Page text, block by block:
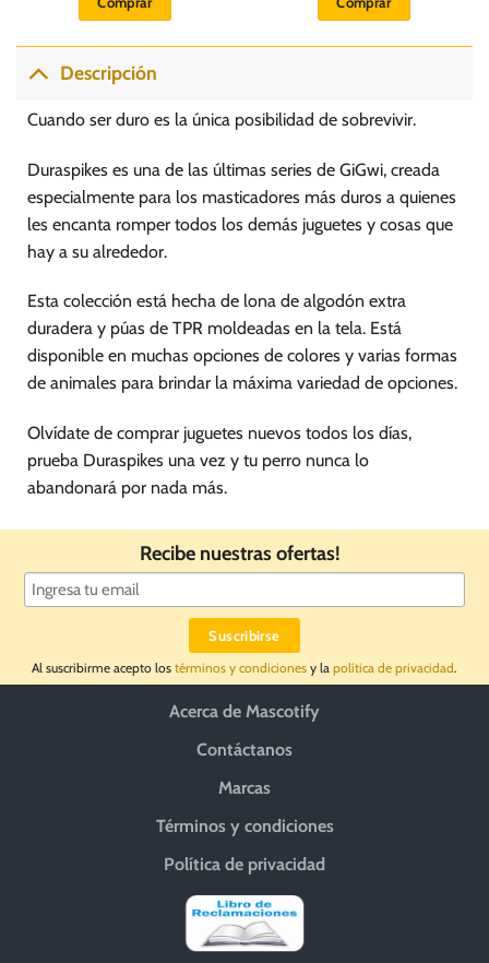
Descripción
Cuando ser duro es la única posibilidad de sobrevivir.
Duraspikes es una de las últimas series de GiGwi, creada
especialmente para los masticadores más duros a quienes
les encanta romper todos los demás juguetes y cosas que
hay a su alrededor.
Esta colección está hecha de lona de algodón extra
duradera y púas de TPR moldeadas en la tela. Está
disponible en muchas opciones de colores y varias formas
de animales para brindar la máxima variedad de opciones.
Olvídate de comprar juguetes nuevos todos los días,
prueba Duraspikes una vez y tu perro nunca lo
abandonará por nada más.
Recibe nuestras ofertas!
Al suscribirme acepto los términos y condiciones y la política de privacidad.
Acerca de Mascotify
Contáctanos
Marcas
Términos y condiciones
Política de privacidad